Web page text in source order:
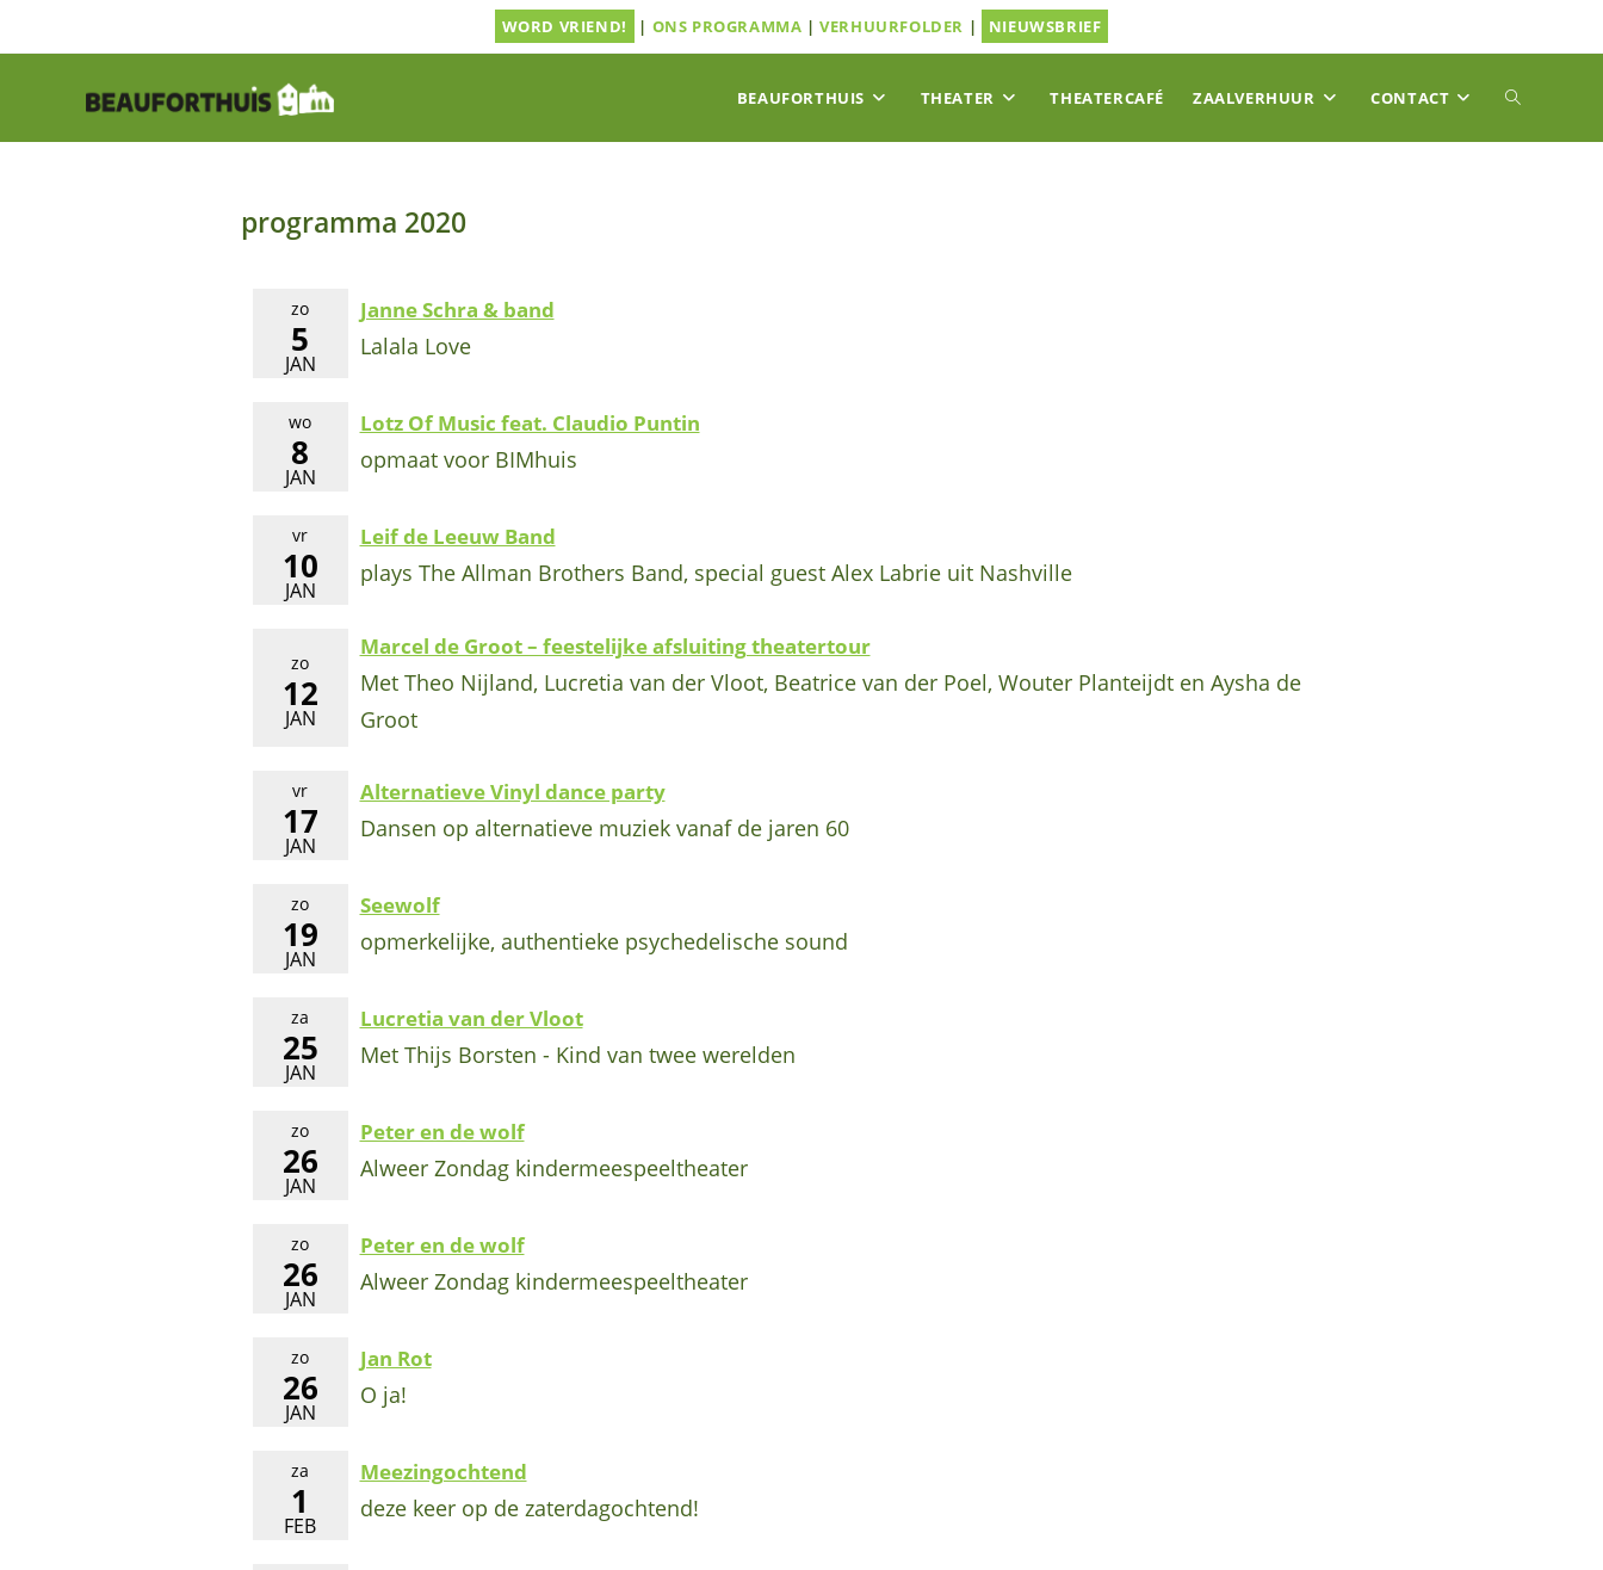
WORD VRIEND! | ONS PROGRAMMA |VERHUURFOLDER | NIEUWSBRIEF
BEAUFORTHUIS THEATER THEATERCAFÉ ZAALVERHUUR CONTACT TOGGLE
programma 2020
zo
5
JAN
Janne Schra & band
Lalala Love
wo
8
JAN
Lotz Of Music feat. Claudio Puntin
opmaat voor BIMhuis
vr
10
JAN
Leif de Leeuw Band
plays The Allman Brothers Band, special guest Alex Labrie uit Nashville
zo
12
JAN
Marcel de Groot – feestelijke afsluiting theatertour
Met Theo Nijland, Lucretia van der Vloot, Beatrice van der Poel, Wouter Planteijdt en Aysha de
Groot
vr
17
JAN
Alternatieve Vinyl dance party
Dansen op alternatieve muziek vanaf de jaren 60
zo
19
JAN
Seewolf
opmerkelijke, authentieke psychedelische sound
za
25
JAN
Lucretia van der Vloot
Met Thijs Borsten - Kind van twee werelden
zo
26
JAN
Peter en de wolf
Alweer Zondag kindermeespeeltheater
zo
26
JAN
Peter en de wolf
Alweer Zondag kindermeespeeltheater
zo
26
JAN
Jan Rot
O ja!
za
1
FEB
Meezingochtend
deze keer op de zaterdagochtend!